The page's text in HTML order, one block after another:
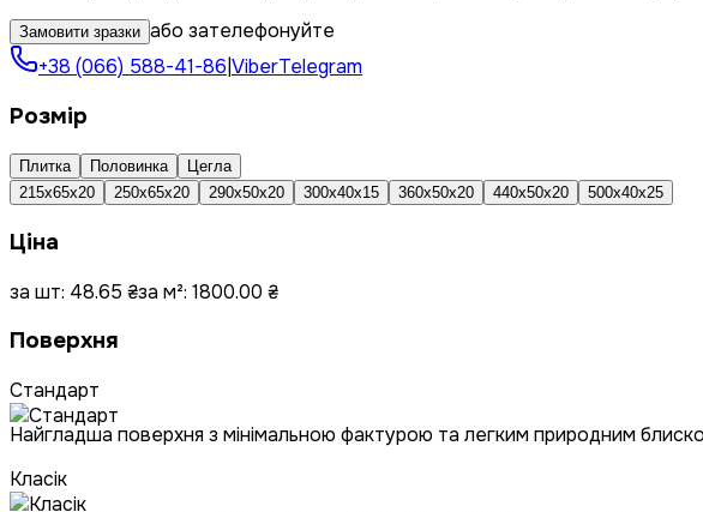
Замовити зразки або зателефонуйте
+38 (066) 588-41-86 ViberTelegram
Розмір
Плитка Половинка
Цегла
215x65x20
250x65x20 290x50x20 300x40x15 360x50x20 440x50x20 500x40x25
Ціна
за шт: 48.65 ₴за м²: 1800.00 ₴
Поверхня
Стандарт
Найгладша поверхня з мінімальною фактурою та легким природним
Класік